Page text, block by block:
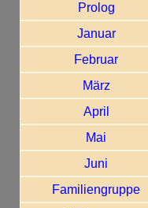
Prolog
Januar
Februar
März
April
Mai
Juni
Familiengruppe